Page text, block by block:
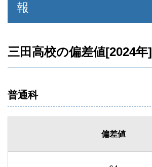
報
三田高校の偏差値[2024年]
普通科
偏差値